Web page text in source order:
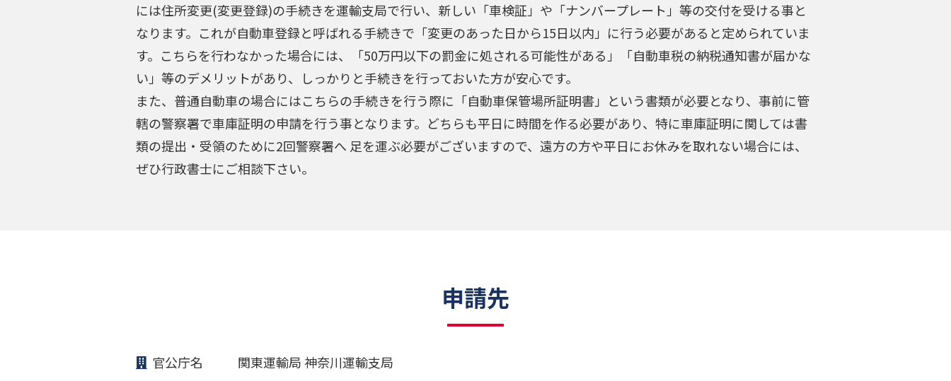
には住所変更(変更登録)の手続きを運輸支局で行い、新しい「車検証」や「ナンバープレート」等の交付を受ける事と
なります。これが自動車登録と呼ばれる手続きで「変更のあった日から15日以内」に行う必要があると定められていま
す。こちらを行わなかった場合には、「50万円以下の罰金に処される可能性がある」「自動車税の納税通知書が届かな
い」等のデメリットがあり、しっかりと手続きを行っておいた方が安心です。
また、普通自動車の場合にはこちらの手続きを行う際に「自動車保管場所証明書」という書類が必要となり、事前に管
轄の警察署で車庫証明の申請を行う事となります。どちらも平日に時間を作る必要があり、特に車庫証明に関しては書
類の提出・受領のために2回警察署へ 足を運ぶ必要がございますので、遠方の方や平日にお休みを取れない場合には、
ぜひ行政書士にご相談下さい。
申請先
官公庁名 関東運輸局 神奈川運輸支局